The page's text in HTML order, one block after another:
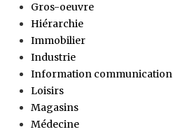
Gros-oeuvre
Hiérarchie
Immobilier
Industrie
Information communication
Loisirs
Magasins
Médecine